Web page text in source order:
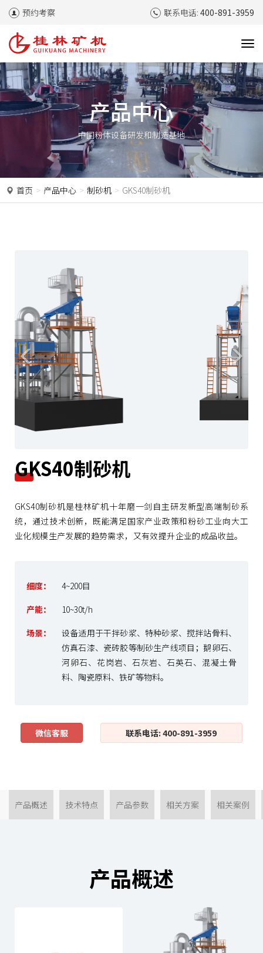
预约考察 联系电话: 400-891-3959
T
g
g
l
e
g
t
产品中心
中国粉体设备研发和制造基地
首页 产品中心 制砂机 GKS40制砂机
v
i
o
u
s
e
x
GKS40制砂机
GKS40制砂机是桂林矿机十年磨一剑自主研发新型高端制砂系
统，通过技术创新，既能满足国家产业政策和粉砂工业向大工
业化规模生产发展的趋势需求，又有效提升企业的成品收益。
细度：
4~200目
产能：
10~30t/h
场景：
设备适用于干拌砂浆、特种砂浆、搅拌站骨料、
仿真石漆、瓷砖胶等制砂生产线项目；鹅卵石、
河卵石、花岗岩、石灰岩、石英石、混凝土骨
料、陶瓷原料、铁矿等物料。
微信客服 联系电话: 400-891-3959
产品概述 技术特点 产品参数 相关方案 相关案例
产品概述